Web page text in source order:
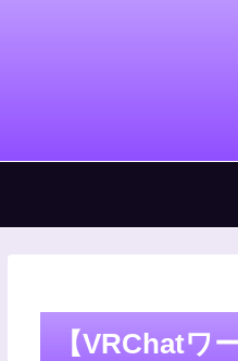
【VRChatワ